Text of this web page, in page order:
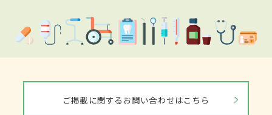
ご掲載に関するお問い合わせはこちら